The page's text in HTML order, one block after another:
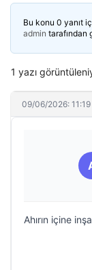
Bu konu 0 yanıt
admin tarafından
1 yazı
09/06/2026: 11:19
Ahırın içine